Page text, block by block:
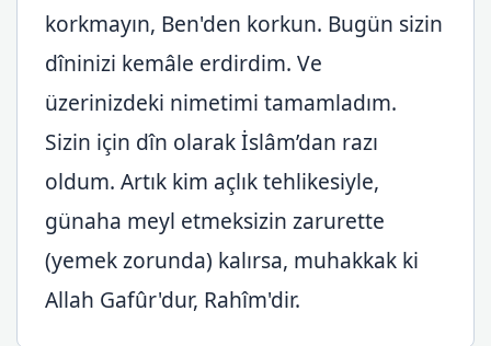
korkmayın, Ben'den korkun. Bugün sizin
dîninizi kemâle erdirdim. Ve
üzerinizdeki nimetimi tamamladım.
Sizin için dîn olarak İslâm’dan razı
oldum. Artık kim açlık tehlikesiyle,
günaha meyl etmeksizin zarurette
(yemek zorunda) kalırsa, muhakkak ki
Allah Gafûr'dur, Rahîm'dir.